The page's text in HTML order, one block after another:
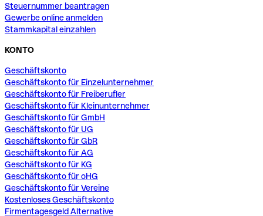
Steuernummer beantragen
Gewerbe online anmelden
Stammkapital einzahlen
KONTO
Geschäftskonto
Geschäftskonto für Einzelunternehmer
Geschäftskonto für Freiberufler
Geschäftskonto für Kleinunternehmer
Geschäftskonto für GmbH
Geschäftskonto für UG
Geschäftskonto für GbR
Geschäftskonto für AG
Geschäftskonto für KG
Geschäftskonto für oHG
Geschäftskonto für Vereine
Kostenloses Geschäftskonto
Firmentagesgeld Alternative